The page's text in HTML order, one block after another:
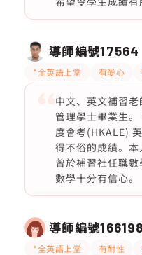
導師編號17564
*全英語上堂 有愛心
中文、英文補習
管理學士畢業生
度會考(HKALE)
得不俗的成績。本
曾於補習社任職
數學十分有信心。
導師編號166198
*全英語上堂 有耐性